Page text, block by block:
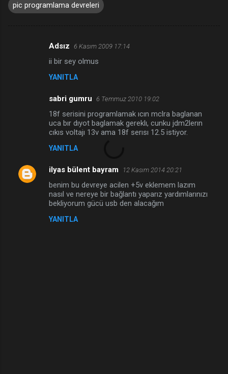
pic programlama devreleri
Adsız 6 Kasım 2009 17:14
ii bir sey olmus
YANITLA
sabri gumru 6 Temmuz 2010 19:02
18f serisini programlamak ıcın mclra baglanan
uca bır dıyot baglamak gereklı, cunku jdm2lerın
cıkıs voltajı 13v ama 18f serısı 12.5 istiyor.
YANITLA
ilyas bülent bayram 12 Kasım 2014 20:21
benim bu devreye acilen +5v eklemem lazım
nasıl ve nereye bir bağlantı yaparız yardımlarınızı
bekliyorum gücü usb den alacağım
YANITLA